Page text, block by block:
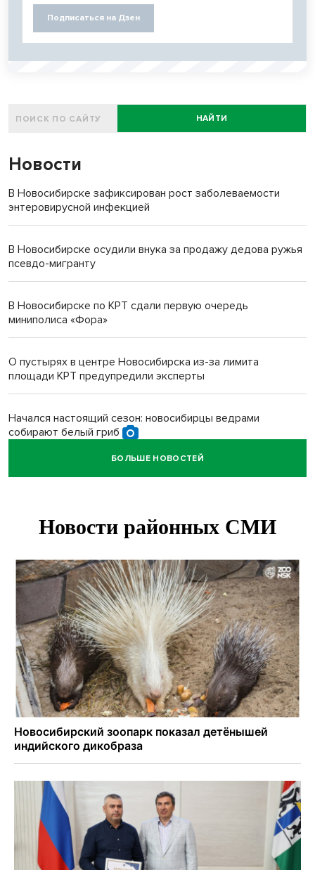
Подписаться на Дзен
НАЙТИ
Новости
В Новосибирске зафиксирован рост заболеваемости
энтеровирусной инфекцией
В Новосибирске осудили внука за продажу дедова ружья
псевдо-мигранту
В Новосибирске по КРТ сдали первую очередь
миниполиса «Фора»
О пустырях в центре Новосибирска из-за лимита
площади КРТ предупредили эксперты
Начался настоящий сезон: новосибирцы ведрами
собирают белый гриб
Под Новосибирском водитель авто выжил в
В Новосибирске Роспотребнадзор изъял из продажи 1,4
Два миллиона на покупку авто получат 28 семей в
Новосибирской области
В Новосибирской области больше тысячи человек
пострадали в ДТП
БОЛЬШЕ НОВОСТЕЙ